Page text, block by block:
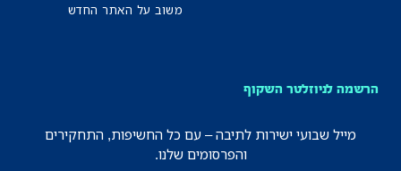
משוב על האתר החדש
הרשמה לניוזלטר השקוף
מייל שבועי ישירות לתיבה – עם כל החשיפות, התחקירים
והפרסומים שלנו.